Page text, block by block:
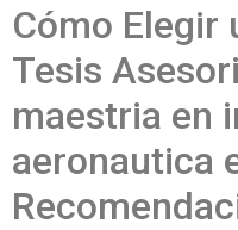
Cómo Elegir
Tesis
maestria en
aeronautica